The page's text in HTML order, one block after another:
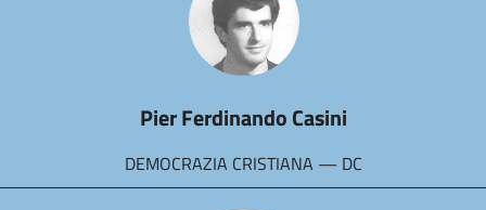
Pier Ferdinando Casini
DEMOCRAZIA CRISTIANA — DC